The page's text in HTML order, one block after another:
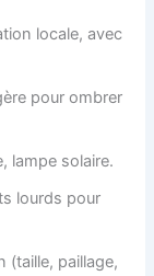
locale, avec
pour ombrer
lampe solaire.
lourds pour
(taille, paillage,